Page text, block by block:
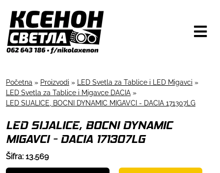
Početna » Proizvodi » LED Svetla za Tablice i LED Migavci »
LED Svetla za Tablice i Migavce DACIA »
LED SIJALICE, BOCNI DYNAMIC MIGAVCI - DACIA 171307LG
LED SIJALICE, BOCNI DYNAMIC
MIGAVCI - DACIA 171307LG
Šifra: 13.569